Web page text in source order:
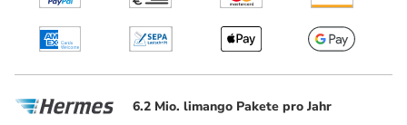
6.2 Mio. limango Pakete pro Jahr